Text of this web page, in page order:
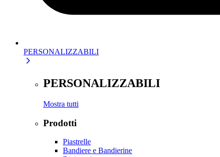
PERSONALIZZABILI
PERSONALIZZABILI
Mostra tutti
Prodotti
Piastrelle
Bandiere e Bandierine